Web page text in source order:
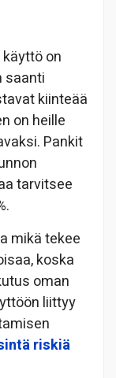
on
saanti
kiinteää
on heille
Pankit
tarvitsee
mikä tekee
koska
oman
liittyy
riskiä